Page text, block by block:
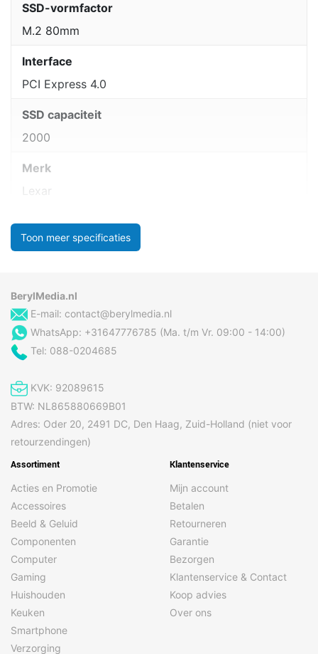
SSD-vormfactor
M.2 80mm
Interface
PCI Express 4.0
SSD capaciteit
2000
Merk
Lexar
Toon meer specificaties
BerylMedia.nl
E-mail: contact@berylmedia.nl
WhatsApp: +31647776785 (Ma. t/m Vr. 09:00 - 14:00)
Tel: 088-0204685
KVK: 92089615
BTW: NL865880669B01
Adres: Oder 20, 2491 DC, Den Haag, Zuid-Holland (niet voor
retourzendingen)
Assortiment
Acties en Promotie
Accessoires
Beeld & Geluid
Componenten
Computer
Gaming
Huishouden
Keuken
Smartphone
Verzorging
Klantenservice
Mijn account
Betalen
Retourneren
Garantie
Bezorgen
Klantenservice & Contact
Koop advies
Over ons